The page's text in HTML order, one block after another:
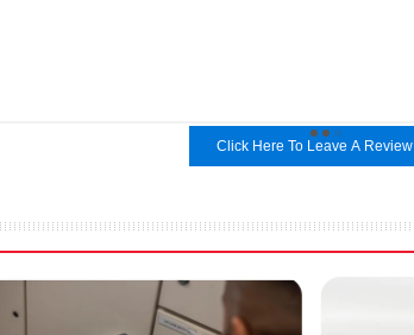
Click Here To Leave A Review